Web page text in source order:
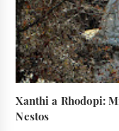
Xanthi a Rhodopi:
Nestos